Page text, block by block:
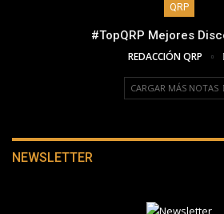
QRP
#TopQRP Mejores
REDACCIÓN QRP
CARGAR MÁS NOTAS
NEWSLETTER